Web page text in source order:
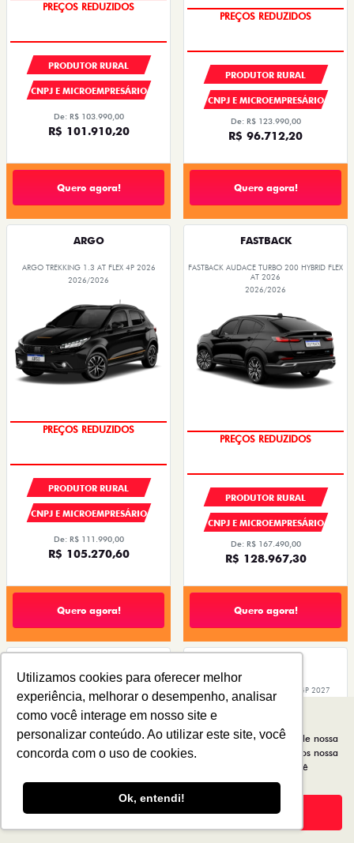
Utilizamos cookies para oferecer melhor
experiência, melhorar o desempenho, analisar
como você interage em nosso site e
personalizar conteúdo. Ao utilizar este site, você
concorda com o uso de cookies.
Ok, entendi!
OPORTUNIDADE
PRODUTOR RURAL
CNPJ E MICROEMPRESÁRIO
De: R$ 103.990,00
R$ 101.910,20
Quero agora!
OPORTUNIDADE
PRODUTOR RURAL
CNPJ E MICROEMPRESÁRIO
De: R$ 123.990,00
R$ 96.712,20
Quero agora!
ARGO TREKKING 1.3 AT FLEX 4P 2026
OPORTUNIDADE
PRODUTOR RURAL
CNPJ E MICROEMPRESÁRIO
De: R$ 111.990,00
R$ 105.270,60
Quero agora!
FASTBACK AUDACE TURBO 200 HYBRID FLEX
AT 2026
OPORTUNIDADE
PRODUTOR RURAL
CNPJ E MICROEMPRESÁRIO
De: R$ 167.490,00
R$ 128.967,30
Quero agora!
TORO
TORO VOLCANO MHEV FLEX T270 AT6
2027
2026/2027
CRONOS DRIVE 1.3 AT FLEX 4P 2027
Para otimizar sua experiência durante a navegação, fazemos uso de nossa
política de cookies e para proteger seus dados pessoais respeitamos nossa
. Ao seguir com a navegação e visita você
concorda com nossas políticas.
Aceitar Recusar